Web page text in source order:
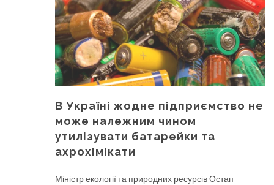
В Україні жодне підприємство не
може належним чином
утилізувати батарейки та
ахрохімікати
Міністр екології та природних ресурсів Остап